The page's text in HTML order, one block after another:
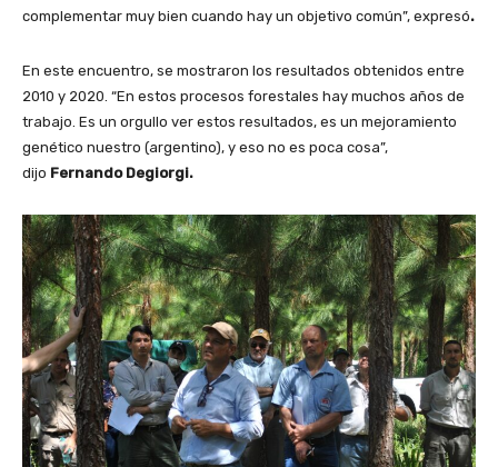
complementar muy bien cuando hay un objetivo común”, expresó.
En este encuentro, se mostraron los resultados obtenidos entre
2010 y 2020. “En estos procesos forestales hay muchos años de
trabajo. Es un orgullo ver estos resultados, es un mejoramiento
genético nuestro (argentino), y eso no es poca cosa”,
dijo Fernando Degiorgi.